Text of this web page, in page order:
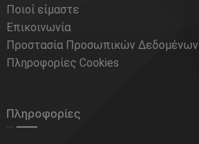
Ποιοί είμαστε
Επικοινωνία
Προστασία Προσωπικών Δεδομένων
Πληροφορίες Cookies
Πληροφορίες